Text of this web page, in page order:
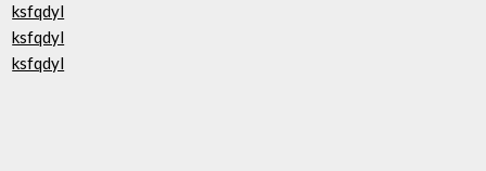
ksfqdyl
ksfqdyl
ksfqdyl